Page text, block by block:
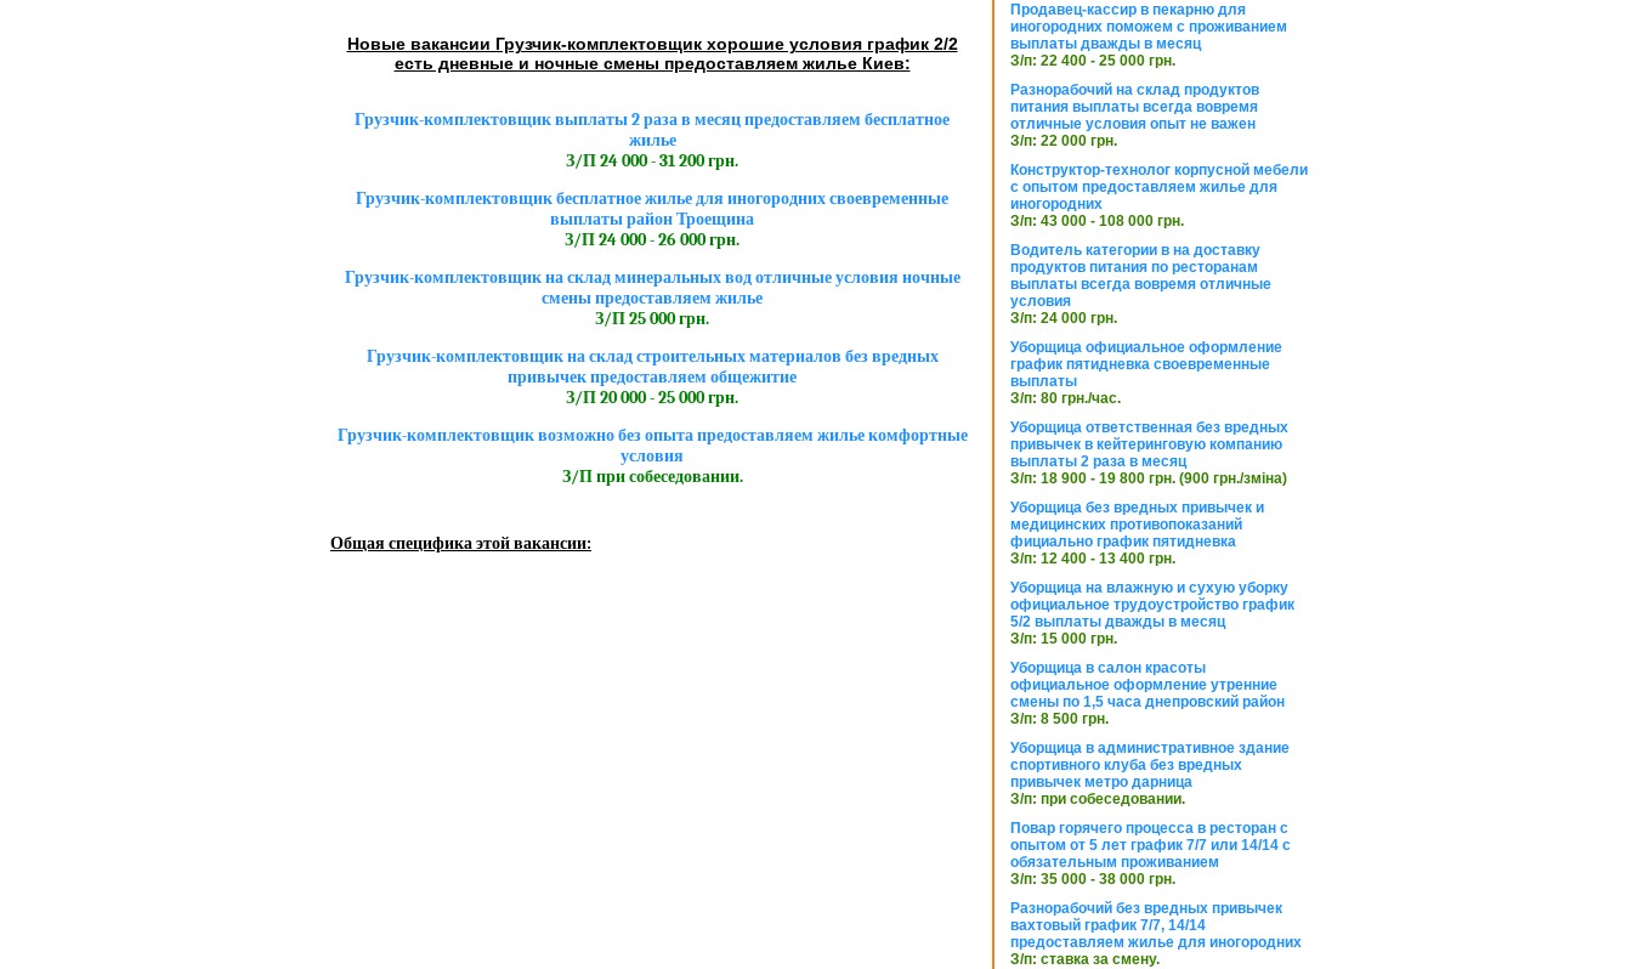
Новые вакансии Грузчик-комплектовщик хорошие условия график 2/2
есть дневные и ночные смены предоставляем жилье Киев:
Грузчик-комплектовщик выплаты 2 раза в месяц предоставляем бесплатное
жилье
З/П 24 000 - 31 200 грн.
Грузчик-комплектовщик бесплатное жилье для иногородних своевременные
выплаты район Троещина
З/П 24 000 - 26 000 грн.
Грузчик-комплектовщик на склад минеральных вод отличные условия ночные
смены предоставляем жилье
З/П 25 000 грн.
Грузчик-комплектовщик на склад строительных материалов без вредных
привычек предоставляем общежитие
З/П 20 000 - 25 000 грн.
Грузчик-комплектовщик возможно без опыта предоставляем жилье комфортные
условия
З/П при собеседовании.
Общая специфика этой вакансии:
Продавец-кассир в пекарню для
иногородних поможем с проживанием
выплаты дважды в месяц
З/п: 22 400 - 25 000 грн.
Разнорабочий на склад продуктов
питания выплаты всегда вовремя
отличные условия опыт не важен
З/п: 22 000 грн.
Конструктор-технолог корпусной мебели
с опытом предоставляем жилье для
иногородних
З/п: 43 000 - 108 000 грн.
Водитель категории в на доставку
продуктов питания по ресторанам
выплаты всегда вовремя отличные
условия
З/п: 24 000 грн.
Уборщица официальное оформление
график пятидневка своевременные
выплаты
З/п: 80 грн./час.
Уборщица ответственная без вредных
привычек в кейтеринговую компанию
выплаты 2 раза в месяц
З/п: 18 900 - 19 800 грн. (900 грн./зміна)
Уборщица без вредных привычек и
медицинских противопоказаний
фициально график пятидневка
З/п: 12 400 - 13 400 грн.
Уборщица на влажную и сухую уборку
официальное трудоустройство график
5/2 выплаты дважды в месяц
З/п: 15 000 грн.
Уборщица в салон красоты
официальное оформление утренние
смены по 1,5 часа днепровский район
З/п: 8 500 грн.
Уборщица в административное здание
спортивного клуба без вредных
привычек метро дарница
З/п: при собеседовании.
Повар горячего процесса в ресторан с
опытом от 5 лет график 7/7 или 14/14 с
обязательным проживанием
З/п: 35 000 - 38 000 грн.
Разнорабочий без вредных привычек
вахтовый график 7/7, 14/14
предоставляем жилье для иногородних
З/п: ставка за смену.